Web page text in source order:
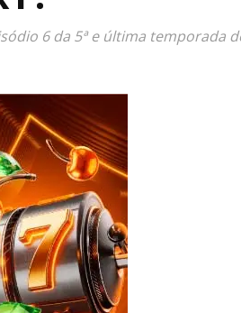
6 da 5ª e última temporada